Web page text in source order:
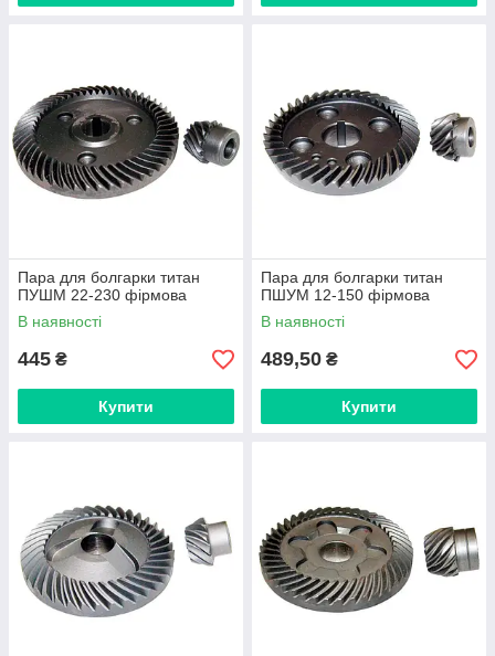
Пара для болгарки титан
ПУШМ 22-230 фірмова
В наявності
445 ₴
Купити
Пара для болгарки титан
ПШУМ 12-150 фірмова
В наявності
489,50 ₴
Купити